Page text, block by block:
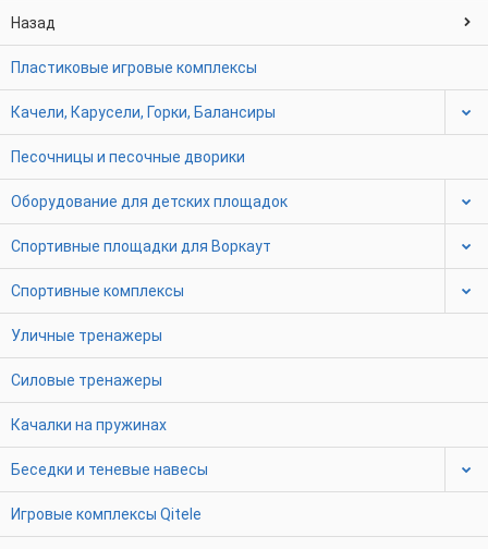
Назад
Пластиковые игровые комплексы
Качели, Карусели, Горки, Балансиры
Песочницы и песочные дворики
Оборудование для детских площадок
Спортивные площадки для Воркаут
Спортивные комплексы
Уличные тренажеры
Силовые тренажеры
Качалки на пружинах
Беседки и теневые навесы
Игровые комплексы Qitele